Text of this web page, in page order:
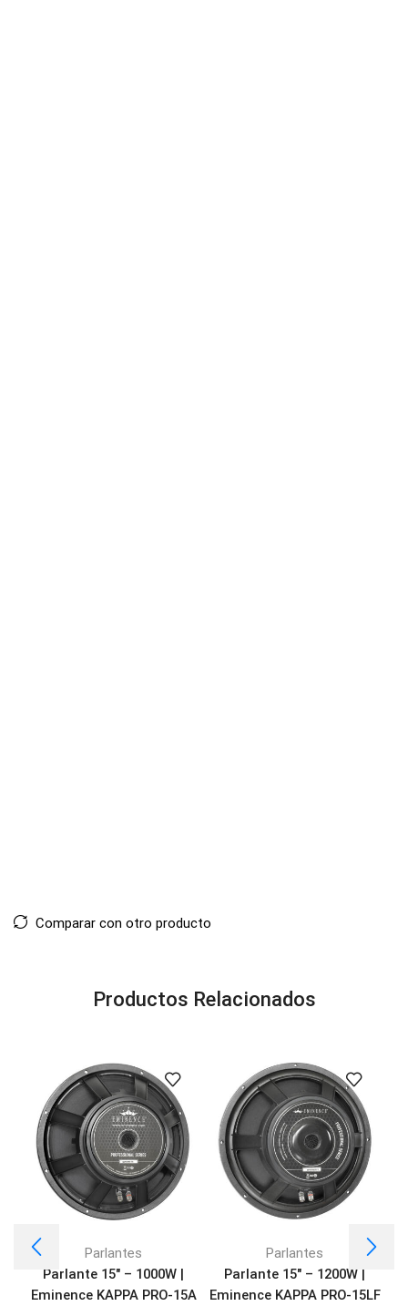
Comparar con otro producto
Productos Relacionados
Parlantes
Parlante 15″ – 1000W |
Eminence KAPPA PRO-15A
Parlantes
Parlante 15″ – 1200W |
Eminence KAPPA PRO-15LF